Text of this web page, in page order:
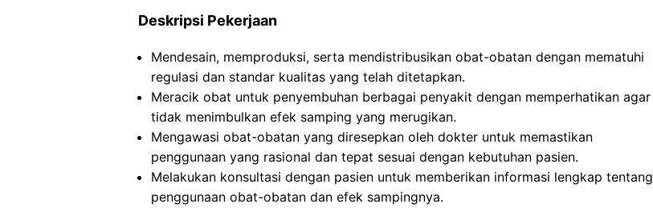
Deskripsi Pekerjaan
Mendesain, memproduksi, serta mendistribusikan obat-obatan dengan mematuhi
regulasi dan standar kualitas yang telah ditetapkan.
Meracik obat untuk penyembuhan berbagai penyakit dengan memperhatikan agar
tidak menimbulkan efek samping yang merugikan.
Mengawasi obat-obatan yang diresepkan oleh dokter untuk memastikan
penggunaan yang rasional dan tepat sesuai dengan kebutuhan pasien.
Melakukan konsultasi dengan pasien untuk memberikan informasi lengkap tentang
penggunaan obat-obatan dan efek sampingnya.